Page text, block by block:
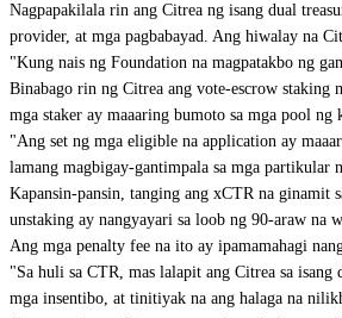
Nagpapakilala rin ang Citrea ng isang dual
provider, at mga pagbabayad. Ang hiwalay na
"Kung nais ng Foundation na magpatakbo ng
Binabago rin ng Citrea ang vote-escrow staking
mga staker ay maaaring bumoto sa mga pool
"Ang set ng mga eligible na application ay
lamang magbigay-gantimpala sa mga partikular
Kapansin-pansin, tanging ang xCTR na ginamit
unstaking ay nangyayari sa loob ng 90-araw na
Ang mga penalty fee na ito ay ipamamahagi
"Sa huli sa CTR, mas lalapit ang Citrea sa isang
mga insentibo, at tinitiyak na ang halaga na